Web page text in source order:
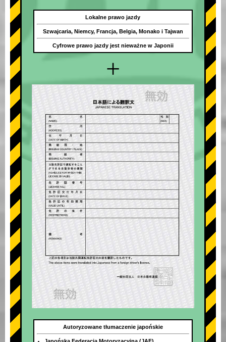
+
Lokalne prawo jazdy
Szwajcaria, Niemcy, Francja, Belgia, Monako i Tajwan
Cyfrowe prawo jazdy jest nieważne w Japonii
Autoryzowane tłumaczenie japońskie